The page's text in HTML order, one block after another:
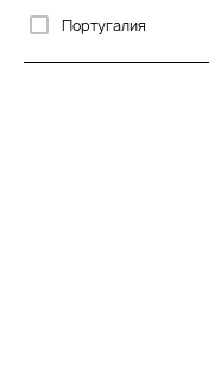
Португалия
США